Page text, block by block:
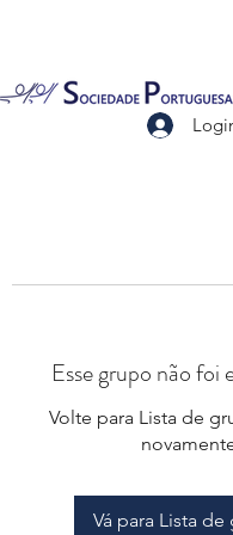
Esse grupo não foi
Volte para Lista de
Vá para Lista de